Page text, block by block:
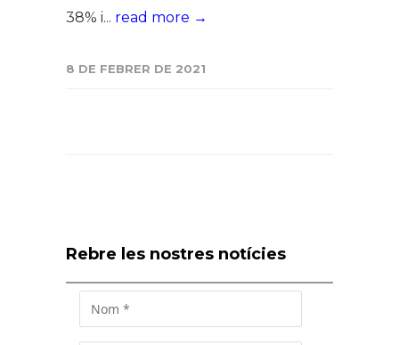
38% i... read more →
8 DE FEBRER DE 2021
Rebre les nostres notícies